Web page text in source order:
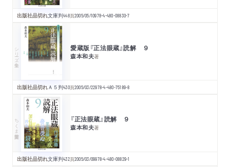
出版社品切れ文庫判448頁2005/05/10978-4-480-08830-7
シリーズ・全集 愛蔵版『正法眼蔵』読解 ９
森本和夫著
出版社品切れＡ５判430頁2005/03/22978-4-480-75189-8
ちくま学芸文庫 『正法眼蔵』読解 ９
森本和夫著
出版社品切れ文庫判432頁2005/03/09978-4-480-08829-1